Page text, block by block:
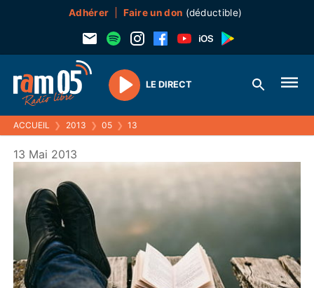
Adhérer Faire un don (déductible)
Play
LE DIRECT
ACCUEIL ❯ 2013 ❯ 05 ❯ 13
13 Mai 2013